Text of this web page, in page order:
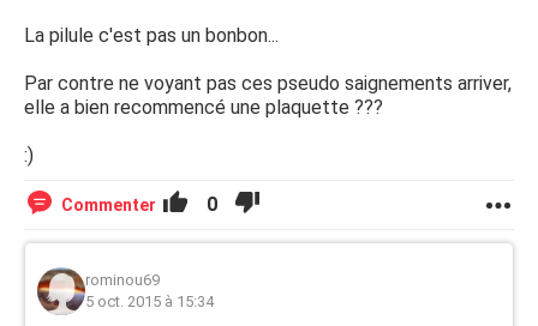
La pilule c'est pas un bonbon...
Par contre ne voyant pas ces pseudo saignements arriver,
elle a bien recommencé une plaquette ???
:)
Commenter 0
rominou69
5 oct. 2015 à 15:34